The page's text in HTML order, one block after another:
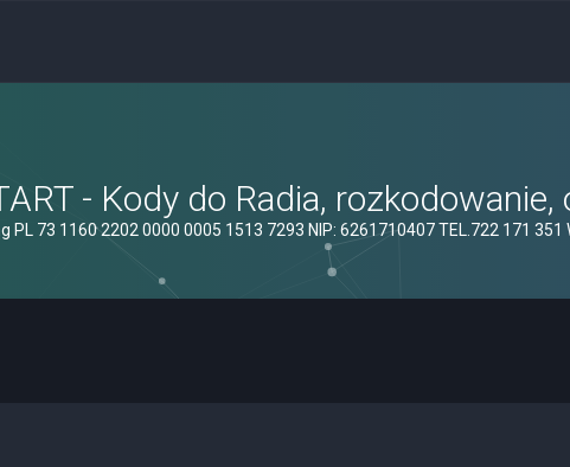
- Kody do Radia, rozkodowanie,
PL 73 1160 2202 0000 0005 1513 7293 NIP: 6261710407 TEL.722 171 351